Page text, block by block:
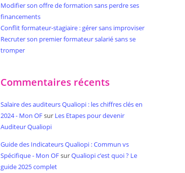
Modifier son offre de formation sans perdre ses
financements
Conflit formateur-stagiaire : gérer sans improviser
Recruter son premier formateur salarié sans se
tromper
Commentaires récents
Salaire des auditeurs Qualiopi : les chiffres clés en
2024 - Mon OFsur Les Etapes pour devenir
Auditeur Qualiopi
Guide des Indicateurs Qualiopi : Commun vs
Spécifique - Mon OFsurQualiopi c’est quoi ? Le
guide 2025 complet